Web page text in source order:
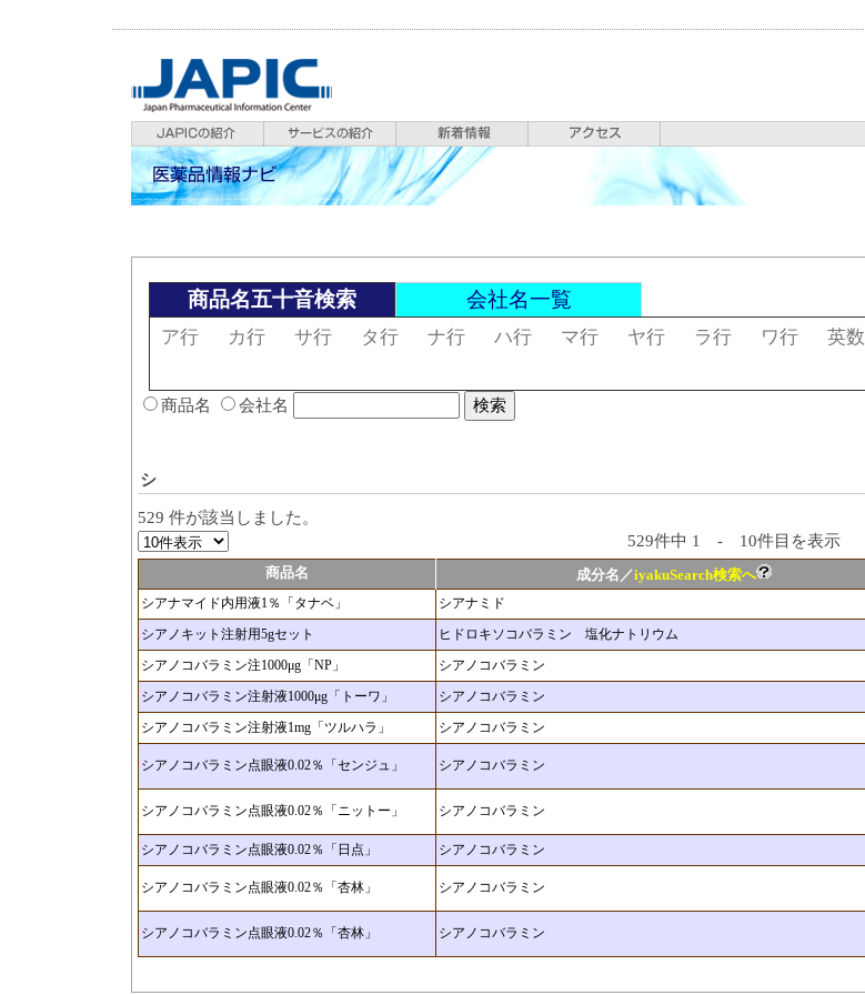
商品名五十音検索 会社名一覧
ア行 カ行 サ行 タ行 ナ行 ハ行 マ行 ヤ行 ラ行 ワ行 英数
商品名 会社名
シ
529 件が該当しました。
529件中 1 - 10件目を表示
商品名 成分名／iyakuSearch検索へ
シアナマイド内用液1％「タナベ」
シアナミド
シアノキット注射用5gセット
ヒドロキソコバラミン 塩化ナトリウム
シアノコバラミン注1000μg「NP」
シアノコバラミン
シアノコバラミン注射液1000μg「トーワ」
シアノコバラミン
シアノコバラミン注射液1mg「ツルハラ」
シアノコバラミン
シアノコバラミン点眼液0.02％「センジュ」 シアノコバラミン
シアノコバラミン点眼液0.02％「ニットー」 シアノコバラミン
シアノコバラミン点眼液0.02％「日点」 シアノコバラミン
シアノコバラミン点眼液0.02％「杏林」 シアノコバラミン
シアノコバラミン点眼液0.02％「杏林」 シアノコバラミン